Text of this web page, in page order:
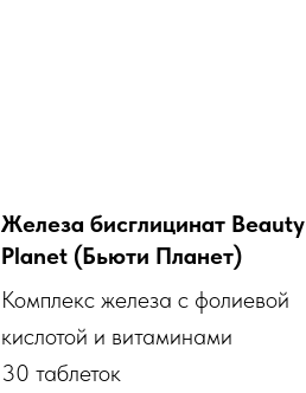
Железа бисглицинат Beauty
Planet (Бьюти Планет)
Комплекс железа с фолиевой
кислотой и витаминами
30 таблеток